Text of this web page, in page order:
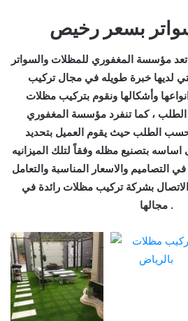
بسعر رخيص
مؤسسة المغفوري للمظلات والسواتر
لديها خبرة طويله في مجال تركيب
وأشكالها ونقوم بتركيب مظلات
، كما تنفرد مؤسسة المغفوري
الطلب حيث يقوم العميل بتحديد
اساسه بتصنيع مظله وفقاً لتلك الميزانيه
التصاميم والاسعار المناسبة والتعامل
بشركة تركيب مظلات رائدة في
مجالها .